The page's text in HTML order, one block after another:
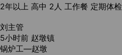
2年以上 高中 2人 工作餐 定期体检
刘主管
5小时前 赵墩镇
锅炉工—赵墩